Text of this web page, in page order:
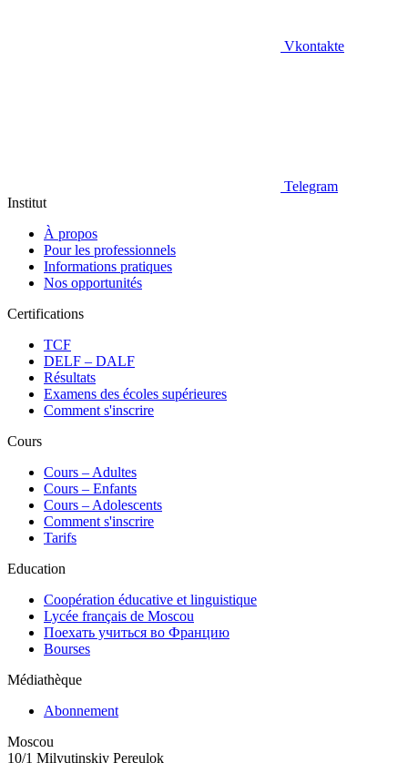
Vkontakte
Telegram
Institut
À propos
Pour les professionnels
Informations pratiques
Nos opportunités
Certifications
TCF
DELF – DALF
Résultats
Examens des écoles supérieures
Comment s'inscrire
Cours
Сours – Adultes
Cours – Enfants
Cours – Adolescents
Comment s'inscrire
Tarifs
Education
Coopération éducative et linguistique
Lycée français de Moscou
Поехать учиться во Францию
Bourses
Médiathèque
Abonnement
Moscou
10/1 Milyutinskiy Pereulok